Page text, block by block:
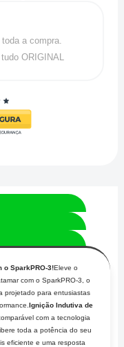
a compra.
ORIGINAL
o SparkPRO-3!Eleve o
com o SparkPRO-3, o
projetado para entusiastas
Ignição Indutiva de
com a tecnologia
toda a potência do seu
eficiente e uma resposta